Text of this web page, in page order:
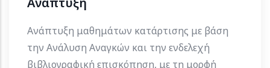
Ανάπτυξη μαθημάτων κατάρτισης με βάση
την Ανάλυση Αναγκών και την ενδελεχή
βιβλιογραφική επισκόπηση, με τη μορφή